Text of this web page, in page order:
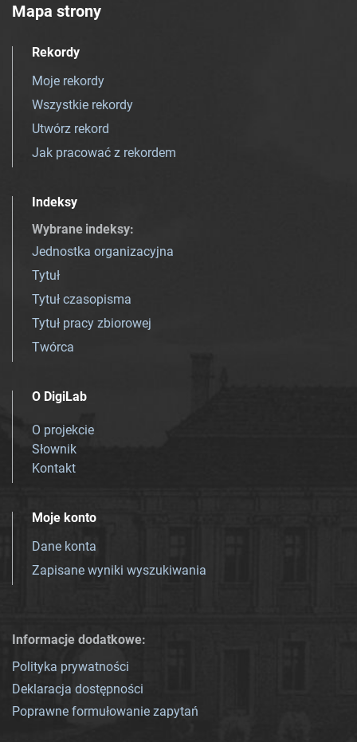
Mapa strony
Rekordy
Moje rekordy
Wszystkie rekordy
Utwórz rekord
Jak pracować z rekordem
Indeksy
Wybrane indeksy:
Jednostka organizacyjna
Tytuł
Tytuł czasopisma
Tytuł pracy zbiorowej
Twórca
O DigiLab
O projekcie
Słownik
Kontakt
Moje konto
Dane konta
Zapisane wyniki wyszukiwania
Informacje dodatkowe:
Polityka prywatności
Deklaracja dostępności
Poprawne formułowanie zapytań